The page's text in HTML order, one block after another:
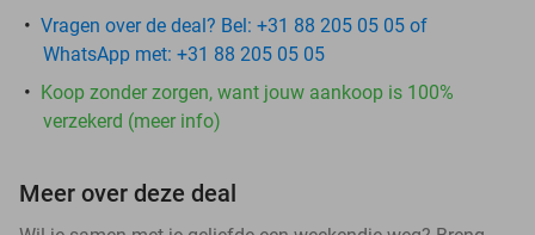
Vragen over de deal? Bel: +31 88 205 05 05 of
WhatsApp met: +31 88 205 05 05
Koop zonder zorgen, want jouw aankoop is 100%
verzekerd (meer info)
Meer over deze deal